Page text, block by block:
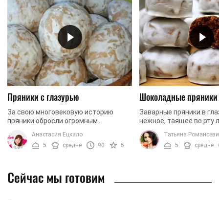
Пряники с глазурью
За свою многовековую историю
пряники обросли огромным
приготовления. Если вы хотите
быстро и просто приготовить
Анастасия Ецкало
5
средне 90 5
Шоколадные пряники
Заварные пряники в
нежное, таящее во рту
которого не найдешь в
Однако, приготовить
дома под силу ...
Татьяна
5
средне
Сейчас мы готовим